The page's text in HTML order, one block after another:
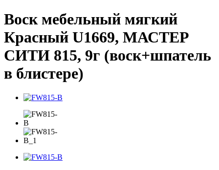
Воск мебельный мягкий
Красный U1669, МАСТЕР
СИТИ 815, 9г (воск+шпатель
в блистере)